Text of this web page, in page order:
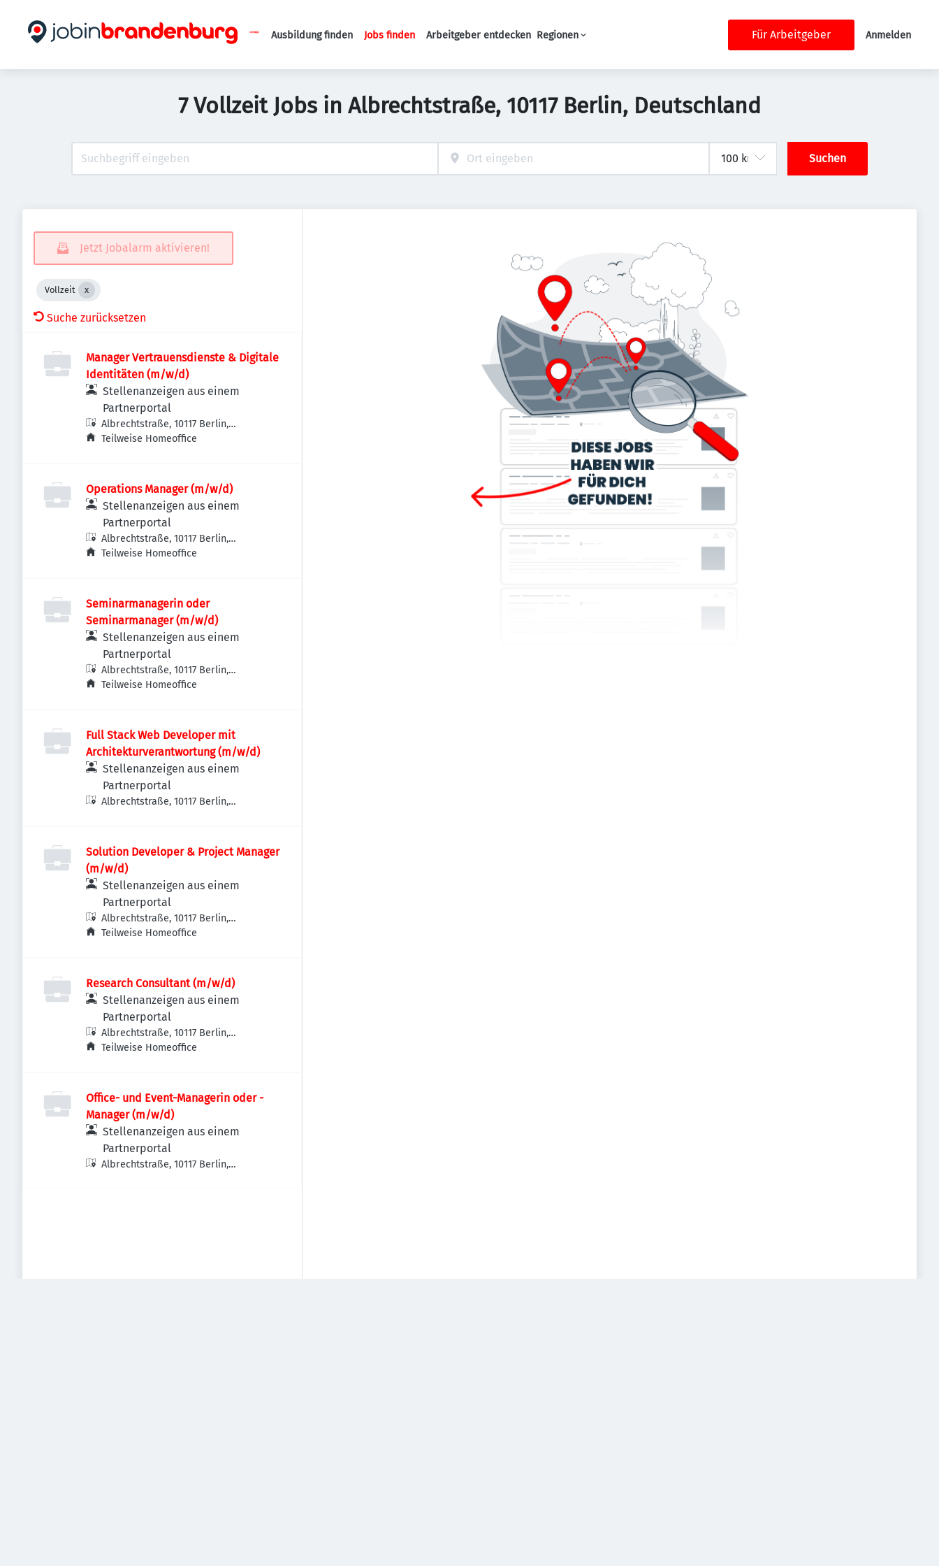
Haupt-Navigation
Ausbildung finden Jobs finden Arbeitgeber entdecken Regionen Für Arbeitgeber Anmelden
7 Vollzeit Jobs in Albrechtstraße, 10117 Berlin, Deutschland
Suchen
Jetzt Jobalarm aktivieren!
Vollzeit
Suche zurücksetzen
Manager Vertrauensdienste & Digitale
Identitäten (m/w/d)
Stellenanzeigen aus einem
Partnerportal
Albrechtstraße, 10117 Berlin,
Deutschland
Teilweise Homeoffice
Operations Manager (m/w/d)
Stellenanzeigen aus einem
Partnerportal
Albrechtstraße, 10117 Berlin,
Deutschland
Teilweise Homeoffice
Seminarmanagerin oder
Seminarmanager (m/w/d)
Stellenanzeigen aus einem
Partnerportal
Albrechtstraße, 10117 Berlin,
Deutschland
Teilweise Homeoffice
Full Stack Web Developer mit
Architekturverantwortung (m/w/d)
Stellenanzeigen aus einem
Partnerportal
Albrechtstraße, 10117 Berlin,
Solution Developer & Project Manager
(m/w/d)
Stellenanzeigen aus einem
Partnerportal
Albrechtstraße, 10117 Berlin,
Deutschland
Teilweise Homeoffice
Research Consultant (m/w/d)
Stellenanzeigen aus einem
Partnerportal
Albrechtstraße, 10117 Berlin,
Deutschland
Teilweise Homeoffice
Office- und Event-Managerin oder -
Manager (m/w/d)
Stellenanzeigen aus einem
Partnerportal
Albrechtstraße, 10117 Berlin,